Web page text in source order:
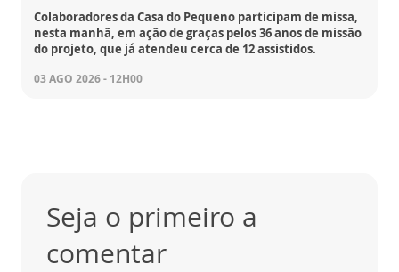
Colaboradores da Casa do Pequeno participam de missa,
nesta manhã, em ação de graças pelos 36 anos de missão
do projeto, que já atendeu cerca de 12 assistidos.
03 AGO 2026 - 12H00
Seja o primeiro a
comentar